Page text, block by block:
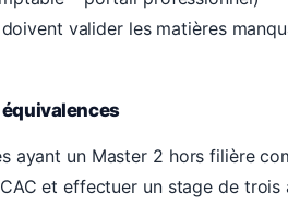
valider les matières
ayant un Master 2 hors filière
et effectuer un stage de